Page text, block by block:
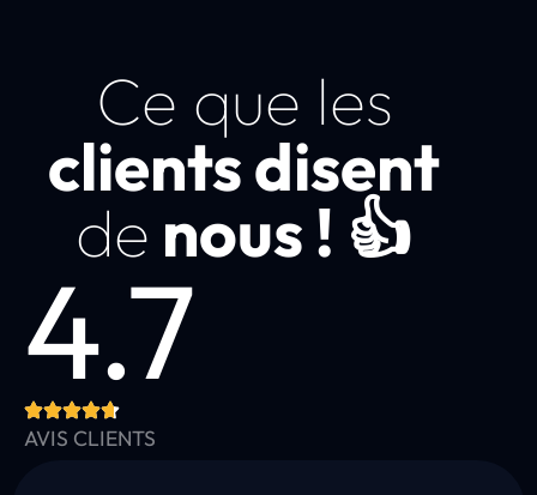
Ce que les
clients disent
de nous ! 👍
4.7
AVIS CLIENTS